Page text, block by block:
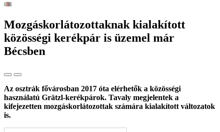
Mozgáskorlátozottaknak kialakított
közösségi kerékpár is üzemel már
Bécsben
Az osztrák fővárosban 2017 óta elérhetők a közösségi
használatú Grätzl-kerékpárok. Tavaly megjelentek a
kifejezetten mozgáskorlátozottak számára kialakított változatok
is.